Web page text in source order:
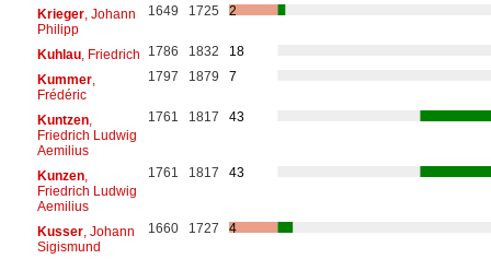
Krieger, Johann
Philipp
1649 1725 2
Kuhlau, Friedrich 1786 1832
18
Kummer,
Frédéric
1797 1879 7
Kuntzen,
Friedrich Ludwig
Aemilius
1761 1817 43
Kunzen,
Friedrich Ludwig
Aemilius
1761 1817 43
Kusser, Johann
Sigismund
1660 1727 4